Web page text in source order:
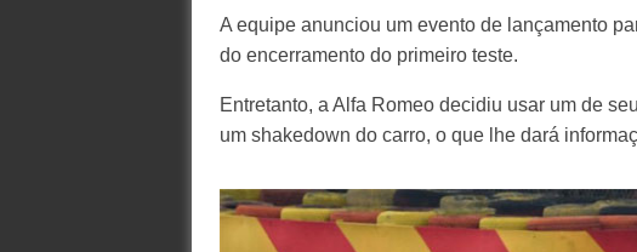
A equipe anunciou um evento de lançamento
do encerramento do primeiro teste.
Entretanto, a Alfa Romeo decidiu usar um de
um shakedown do carro, o que lhe dará